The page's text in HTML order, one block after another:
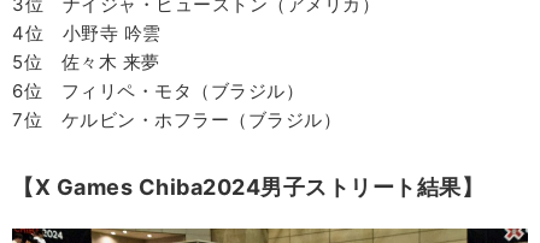
3位 ナイジャ・ヒューストン（アメリカ）
4位 小野寺 吟雲
5位 佐々木 来夢
6位 フィリペ・モタ（ブラジル）
7位 ケルビン・ホフラー（ブラジル）
【X Games Chiba2024男子ストリート結果】